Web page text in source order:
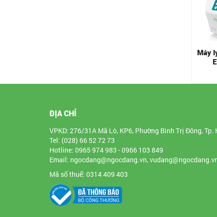
Máy
ĐỊA CHỈ
VPKD: 276/31A Mã Lò, KP6, Phường Bình Trị Đông, Tp.
Tel: (028) 66 52 72 73
Hotline: 0965 974 983 - 0966 103 849
Email: ngocdang@ngocdang.vn,
Mã số thuế: 0314 409 403